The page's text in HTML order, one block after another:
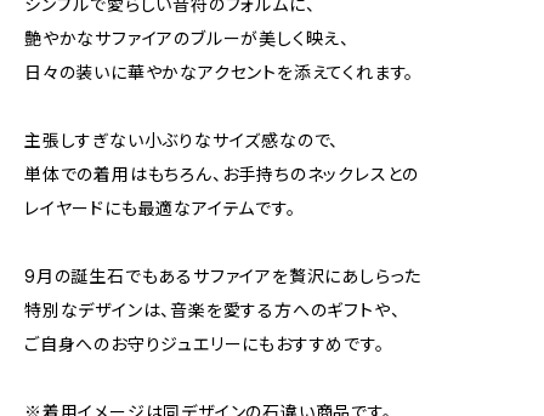
シンプルで愛らしい音符のフォルムに、
艶やかなサファイアのブルーが美しく映え、
日々の装いに華やかなアクセントを添えてくれます。
主張しすぎない小ぶりなサイズ感なので、
単体での着用はもちろん、お手持ちのネックレスとの
レイヤードにも最適なアイテムです。
9月の誕生石でもあるサファイアを贅沢にあしらった
特別なデザインは、音楽を愛する方へのギフトや、
ご自身へのお守りジュエリーにもおすすめです。
※着用イメージは同デザインの石違い商品です。